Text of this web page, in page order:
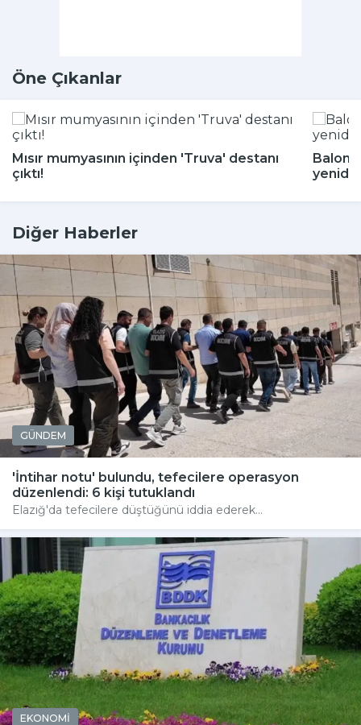
Öne Çıkanlar
Mısır mumyasının içinden 'Truva' destanı
çıktı!
Balon
Diğer Haberler
GÜNDEM
'İntihar notu' bulundu, tefecilere operasyon
düzenlendi: 6 kişi tutuklandı
Elazığ'da tefecilere düştüğünü iddia ederek...
EKONOMİ